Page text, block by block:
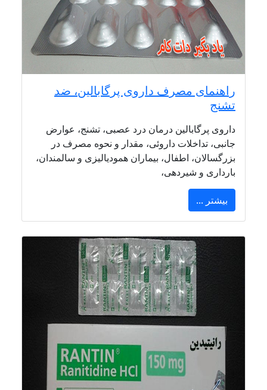
راهنمای مصرف داروی پرگابالین، ضد
تشنج
داروی پرگابالین درمان درد عصبی، تشنج، عوارض
جانبی، تداخلات داروئی، مقدار و نحوه مصرف در
بزرگسالان، اطفال، بیماران همودیالیزی و سالمندان،
بارداری و شیردهی،
بیشتر ...